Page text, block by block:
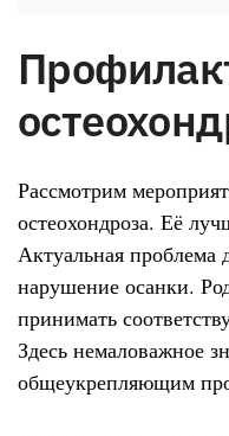
Рассмотрим
остеохондроза. Её
Актуальная проблема
нарушение осанки.
принимать
Здесь немаловажное
общеукрепляющим